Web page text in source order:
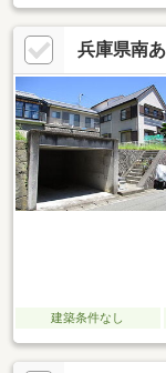
兵庫県南
建築条件なし